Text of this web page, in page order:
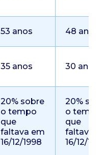
53 anos 48 anos
35 anos 30 anos
20% sobre
o tempo
que
faltava em
16/12/1998
20%
o tempo
que
faltava
16/12/